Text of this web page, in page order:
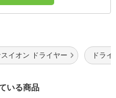
イオン ドライヤー ドラ
いる商品